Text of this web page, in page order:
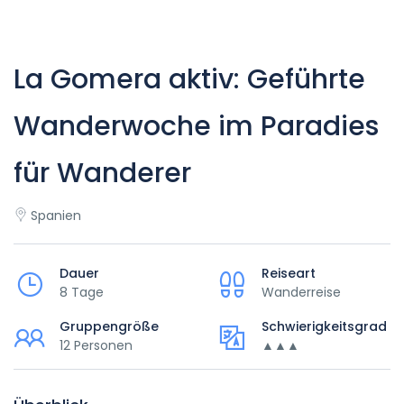
La Gomera aktiv: Geführte
Wanderwoche im Paradies
für Wanderer
Spanien
Dauer
8 Tage
Reiseart
Wanderreise
Gruppengröße
12 Personen
Schwierigkeitsgrad
▲▲▲